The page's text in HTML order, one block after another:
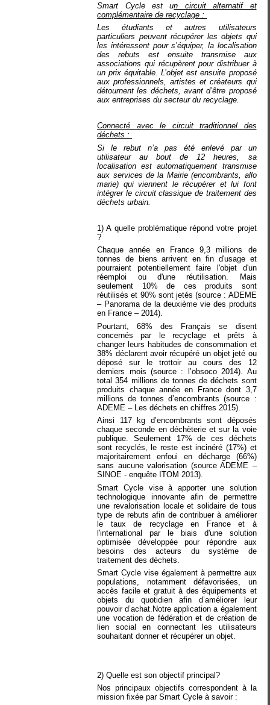
Smart Cycle est un circuit alternatif et
complémentaire de recyclage :
Les étudiants et autres utilisateurs
particuliers peuvent récupérer les objets qui
les intéressent pour s’équiper, la localisation
des rebuts est ensuite transmise aux
associations qui récupèrent pour distribuer à
un prix équitable. L’objet est ensuite proposé
aux professionnels, artistes et créateurs qui
détournent les déchets, avant d’être proposé
aux entreprises du secteur du recyclage.
Connecté avec le circuit traditionnel des
déchets :
Si le rebut n’a pas été enlevé par un
utilisateur au bout de 12 heures, sa
localisation est automatiquement transmise
aux services de la Mairie (encombrants, allo
marie) qui viennent le récupérer et lui font
intégrer le circuit classique de traitement des
déchets urbain.
1) A quelle problématique répond votre projet
?
Chaque année en France 9,3 millions de
tonnes de biens arrivent en fin d'usage et
pourraient potentiellement faire l'objet d'un
réemploi ou d'une réutilisation. Mais
seulement 10% de ces produits sont
réutilisés et 90% sont jetés (source : ADEME
– Panorama de la deuxième vie des produits
en France – 2014).
Pourtant, 68% des Français se disent
concernés par le recyclage et prêts à
changer leurs habitudes de consommation et
38% déclarent avoir récupéré un objet jeté ou
déposé sur le trottoir au cours des 12
derniers mois (source : l’obsoco 2014). Au
total 354 millions de tonnes de déchets sont
produits chaque année en France dont 3,7
millions de tonnes d’encombrants (source :
ADEME – Les déchets en chiffres 2015).
Ainsi 117 kg d’encombrants sont déposés
chaque seconde en déchèterie et sur la voie
publique. Seulement 17% de ces déchets
sont recyclés, le reste est incinéré (17%) et
majoritairement enfoui en décharge (66%)
sans aucune valorisation (source ADEME –
SINOE - enquête ITOM 2013).
Smart Cycle vise à apporter une solution
technologique innovante afin de permettre
une revalorisation locale et solidaire de tous
type de rebuts afin de contribuer à améliorer
le taux de recyclage en France et à
l'international par le biais d'une solution
optimisée développée pour répondre aux
besoins des acteurs du système de
traitement des déchets.
Smart Cycle vise également à permettre aux
populations, notamment défavorisées, un
accès facile et gratuit à des équipements et
objets du quotidien afin d’améliorer leur
pouvoir d’achat.Notre application a également
une vocation de fédération et de création de
lien social en connectant les utilisateurs
souhaitant donner et récupérer un objet.
2) Quelle est son objectif principal?
Nos principaux objectifs correspondent à la
mission fixée par Smart Cycle à savoir :